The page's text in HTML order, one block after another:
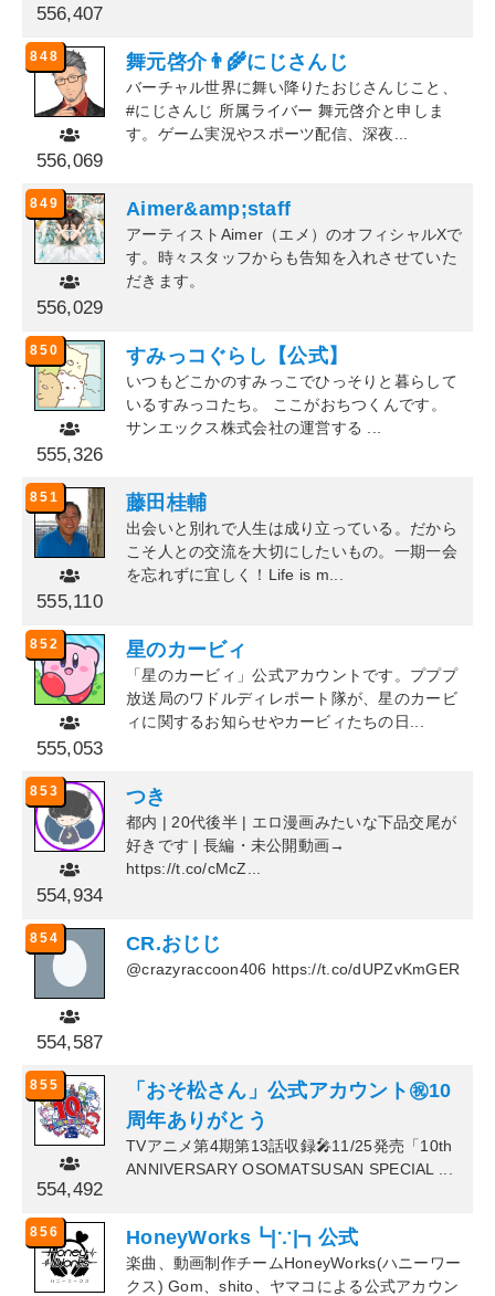
556,407
848
556,069
舞元啓介👨‍🌾にじさんじ
バーチャル世界に舞い降りたおじさんじこと、
#にじさんじ 所属ライバー 舞元啓介と申しま
す。ゲーム実況やスポーツ配信、深夜...
849
556,029
Aimer&amp;staff
アーティストAimer（エメ）のオフィシャルXで
す。時々スタッフからも告知を入れさせていた
だきます。
850
555,326
すみっコぐらし【公式】
いつもどこかのすみっこでひっそりと暮らして
いるすみっコたち。 ここがおちつくんです。
サンエックス株式会社の運営する ...
851
555,110
藤田桂輔
出会いと別れで人生は成り立っている。だから
こそ人との交流を大切にしたいもの。一期一会
を忘れずに宜しく！Life is m...
852
555,053
星のカービィ
「星のカービィ」公式アカウントです。プププ
放送局のワドルディレポート隊が、星のカービ
ィに関するお知らせやカービィたちの日...
853
554,934
つき
都内 | 20代後半 | エロ漫画みたいな下品交尾が
好きです | 長編・未公開動画→
https://t.co/cMcZ...
854
554,587
CR.おじじ
@crazyraccoon406 https://t.co/dUPZvKmGER
855
554,492
「おそ松さん」公式アカウント㊗️10
周年ありがとう
TVアニメ第4期第13話収録🎤11/25発売「10th
ANNIVERSARY OSOMATSUSAN SPECIAL ...
856 HoneyWorks┗|∵|┓公式
楽曲、動画制作チームHoneyWorks(ハニーワー
クス) Gom、shito、ヤマコによる公式アカウン